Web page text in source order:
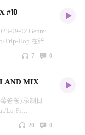
低频裹挟着市井
撼过后，一定是
及LA BEATS
幻解构之间。与
城Beats好手，
知名电子音乐电
乐人同台献艺。
音乐节，都曾留
下午活动搬到线
周演出艺术家的
的舒适庇护所。
人/DJ，拥有一定
、Roland、
测评分享有趣音
进跳动的节拍
慵懒律动是他努
#10
09-02 Genre:
Trip-Hop 在碎裂
节拍，是星星内
下午合作的音乐
的概念，在咖啡
们将下午活动搬
到每周演出艺术
之余的舒适庇护
7 0
MIX
爸爸) 录制日
Lo-Fi
屯Lucky Trip咖
20 0